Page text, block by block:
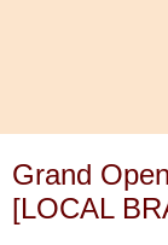
Grand
[LOCAL